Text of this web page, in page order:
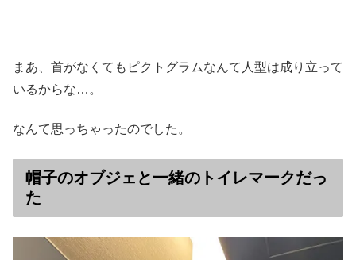
まあ、首がなくてもピクトグラムなんて人型は成り立って
いるからな…。
なんて思っちゃったのでした。
帽子のオブジェと一緒のトイレマークだっ
た